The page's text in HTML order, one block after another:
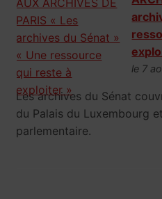
le 7
Les archives du Sénat
du Palais du Luxembourg
parlementaire.